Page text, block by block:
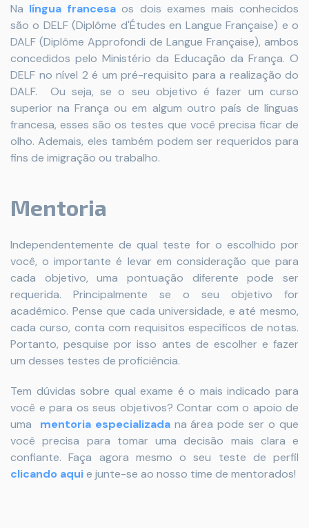
Na língua francesa os dois exames mais conhecidos
são o DELF (Diplôme d'Études en Langue Française) e o
DALF (Diplôme Approfondi de Langue Française), ambos
concedidos pelo Ministério da Educação da França. O
DELF no nível 2 é um pré-requisito para a realização do
DALF. Ou seja, se o seu objetivo é fazer um curso
superior na França ou em algum outro país de línguas
francesa, esses são os testes que você precisa ficar de
olho. Ademais, eles também podem ser requeridos para
fins de imigração ou trabalho.
Mentoria
Independentemente de qual teste for o escolhido por
você, o importante é levar em consideração que para
cada objetivo, uma pontuação diferente pode ser
requerida. Principalmente se o seu objetivo for
acadêmico. Pense que cada universidade, e até mesmo,
cada curso, conta com requisitos específicos de notas.
Portanto, pesquise por isso antes de escolher e fazer
um desses testes de proficiência.
Tem dúvidas sobre qual exame é o mais indicado para
você e para os seus objetivos? Contar com o apoio de
uma
mentoria especializadana área pode ser o que
você precisa para tomar uma decisão mais clara e
confiante.Faça agora mesmo o seu teste de perfil
clicando aquie junte-se ao nosso time de mentorados!